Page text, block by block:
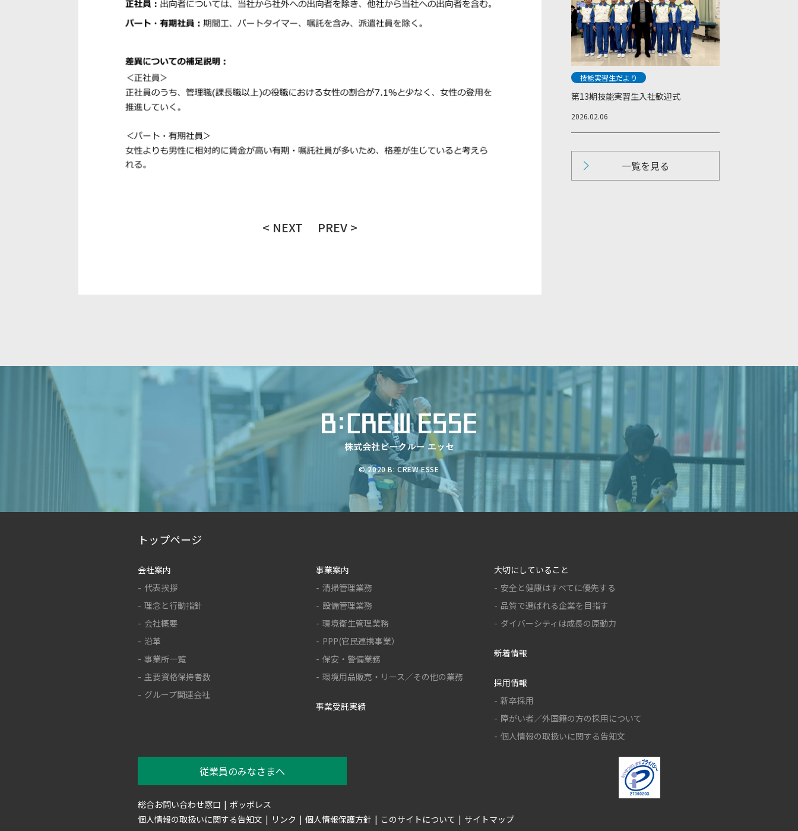
< NEXT PREV >
技能実習生だより
第13期技能実習生入社歓迎式
2026.02.06
一覧を見る
© 2020 B: CREW ESSE
トップページ
会社案内
代表挨拶
理念と行動指針
会社概要
沿革
事業所一覧
主要資格保持者数
グループ関連会社
事業案内
清掃管理業務
設備管理業務
環境衛生管理業務
PPP(官民連携事業）
保安・警備業務
環境用品販売・リース／その他の業務
事業受託実績
大切にしていること
安全と健康はすべてに優先する
品質で選ばれる企業を目指す
ダイバーシティは成長の原動力
新着情報
採用情報
新卒採用
障がい者／外国籍の方の採用について
個人情報の取扱いに関する告知文
従業員のみなさまへ
総合お問い合わせ窓口
ポッポレス
個人情報の取扱いに関する告知文
リンク 個人情報保護方針 このサイトについて サイトマップ